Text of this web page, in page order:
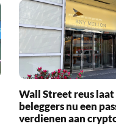
Wall Street reus
beleggers nu een
verdienen aan